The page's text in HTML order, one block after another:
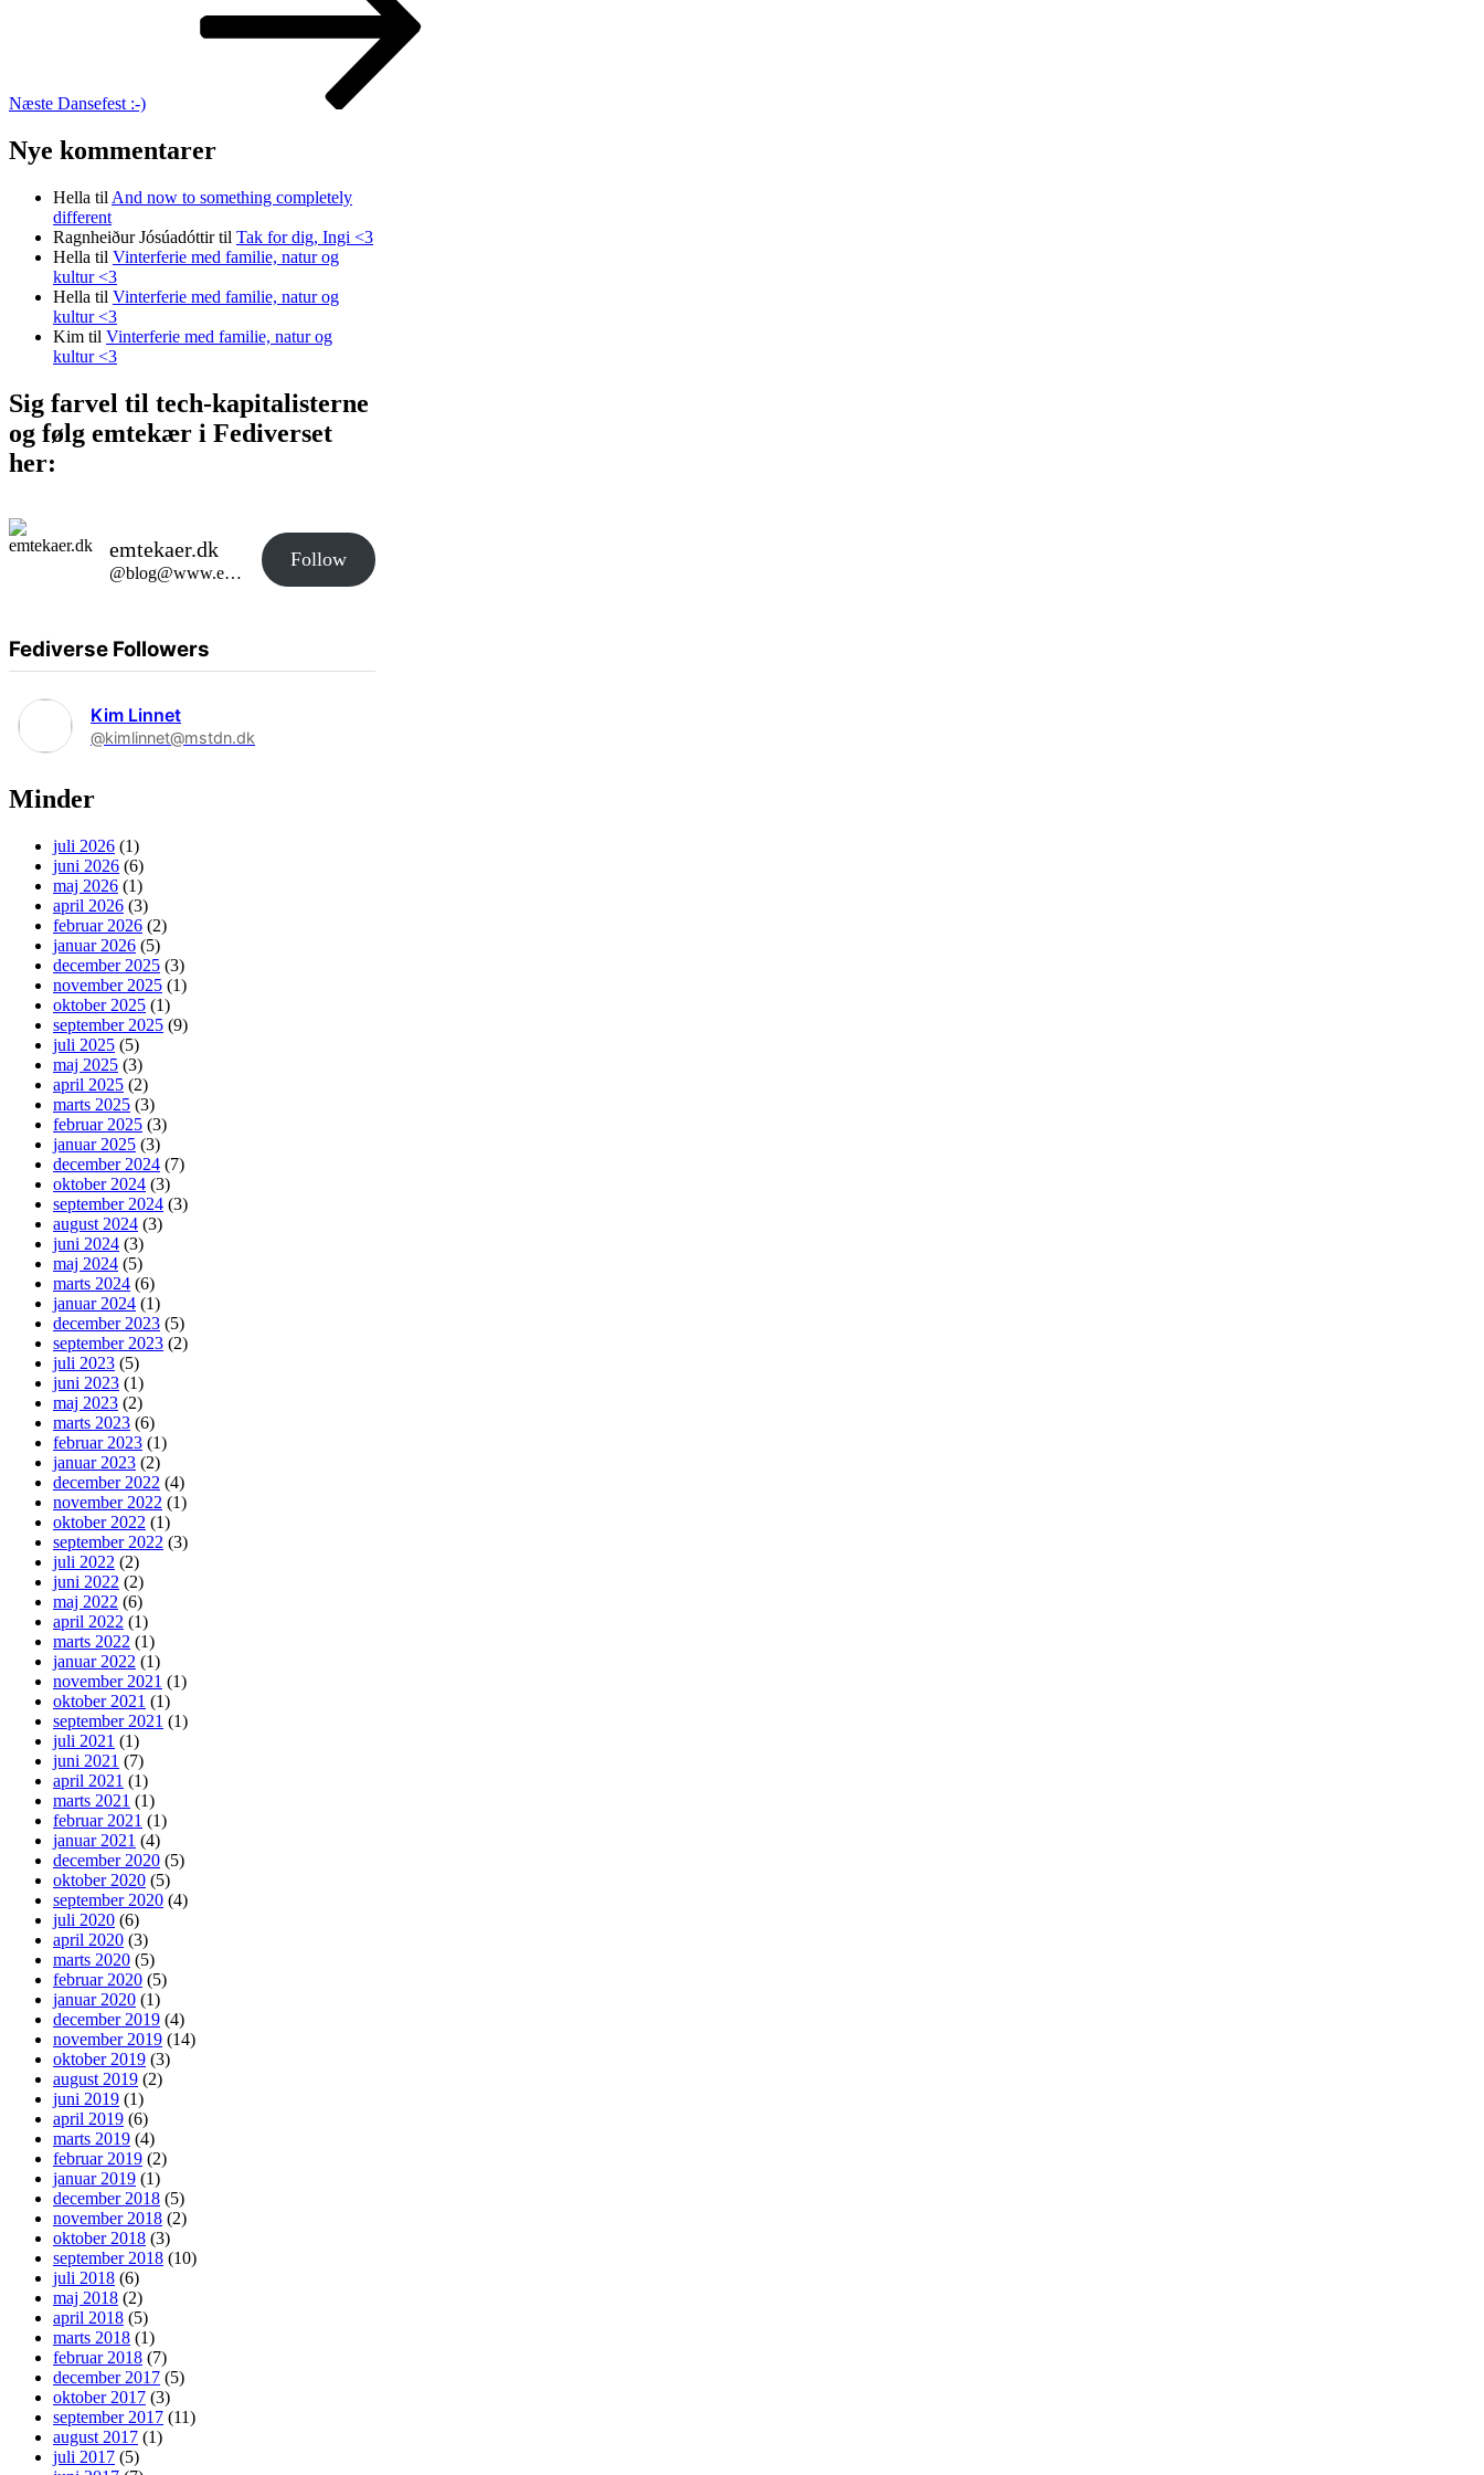
Næste Dansefest :-)
Nye kommentarer
Hella til And now to something completely
different
Ragnheiður Jósúadóttirtil Tak for dig, Ingi <3
Hella til Vinterferie med familie, natur og
kultur <3
Hella til Vinterferie med familie, natur og
kultur <3
Kim til Vinterferie med familie, natur og
kultur <3
Sig farvel til tech-kapitalisterne
og følg emtekær i Fediverset
her:
emtekaer.dk
@blog@www.emtekaer.dk
Follow
Fediverse Followers
Kim Linnet
@kimlinnet@mstdn.dk
Minder
juli 2026 (1)
juni 2026 (6)
maj 2026 (1)
april 2026 (3)
februar 2026 (2)
januar 2026 (5)
december 2025 (3)
november 2025 (1)
oktober 2025 (1)
september 2025 (9)
juli 2025 (5)
maj 2025 (3)
april 2025 (2)
marts 2025 (3)
februar 2025 (3)
januar 2025 (3)
december 2024 (7)
oktober 2024 (3)
september 2024 (3)
august 2024 (3)
juni 2024 (3)
maj 2024 (5)
marts 2024 (6)
januar 2024 (1)
december 2023 (5)
september 2023 (2)
juli 2023 (5)
juni 2023 (1)
maj 2023 (2)
marts 2023 (6)
februar 2023 (1)
januar 2023 (2)
december 2022 (4)
november 2022 (1)
oktober 2022 (1)
september 2022 (3)
juli 2022 (2)
juni 2022 (2)
maj 2022 (6)
april 2022 (1)
marts 2022 (1)
januar 2022 (1)
november 2021 (1)
oktober 2021 (1)
september 2021 (1)
juli 2021 (1)
juni 2021 (7)
april 2021 (1)
marts 2021 (1)
februar 2021 (1)
januar 2021 (4)
december 2020 (5)
oktober 2020 (5)
september 2020 (4)
juli 2020 (6)
april 2020 (3)
marts 2020 (5)
februar 2020 (5)
januar 2020 (1)
december 2019 (4)
november 2019 (14)
oktober 2019 (3)
august 2019 (2)
juni 2019 (1)
april 2019 (6)
marts 2019 (4)
februar 2019 (2)
januar 2019 (1)
december 2018 (5)
november 2018 (2)
oktober 2018 (3)
september 2018 (10)
juli 2018 (6)
maj 2018 (2)
april 2018 (5)
marts 2018 (1)
februar 2018 (7)
december 2017 (5)
oktober 2017 (3)
september 2017 (11)
august 2017 (1)
juli 2017 (5)